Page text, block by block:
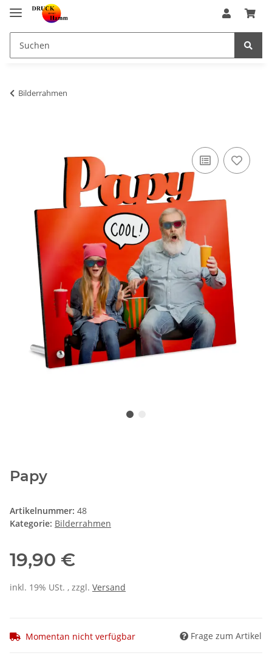
Bilderrahmen
Papy
Artikelnummer: 48
Kategorie: Bilderrahmen
19,90 €
inkl. 19% USt. , zzgl. Versand
Momentan nicht verfügbar Frage zum Artikel